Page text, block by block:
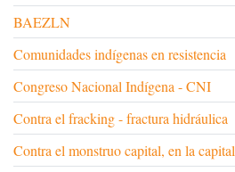
BAEZLN
Comunidades indígenas en resistencia
Congreso Nacional Indígena - CNI
Contra el fracking - fractura hidráulica
Contra el monstruo capital, en la capital